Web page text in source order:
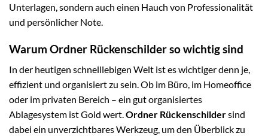
Unterlagen, sondern auch einen Hauch von Professionalität
und persönlicher Note.
Warum Ordner Rückenschilder so wichtig sind
In der heutigen schnelllebigen Welt ist es wichtiger denn je,
effizient und organisiert zu sein. Ob im Büro, im Homeoffice
oder im privaten Bereich – ein gut organisiertes
Ablagesystem ist Gold wert.Ordner Rückenschildersind
dabei ein unverzichtbares Werkzeug, um den Überblick zu